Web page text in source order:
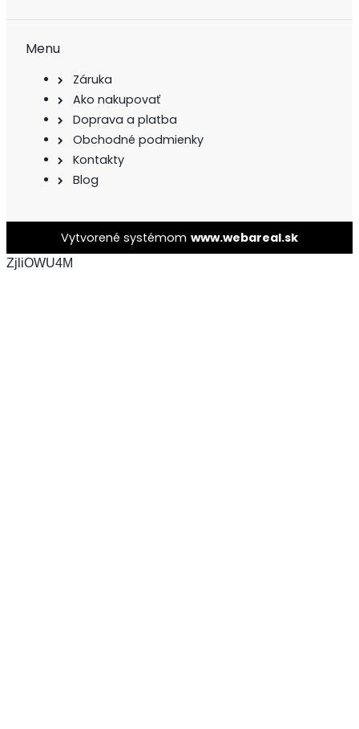
Menu
Záruka
Ako nakupovať
Doprava a platba
Obchodné podmienky
Kontakty
Blog
Vytvorené systémom www.webareal.sk
ZjliOWU4M